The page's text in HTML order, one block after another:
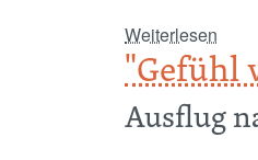
Weiterlesen
"Gefühl
Ausflug